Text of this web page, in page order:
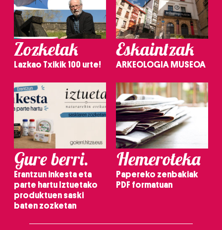
Zozketak
Lazkao Txikik 100 urte!
Eskaintzak
ARKEOLOGIA MUSEOA
Gure berri.
Erantzun inkesta eta
parte hartu Iztuetako
produktuen saski
baten zozketan
Hemeroteka
Papereko zenbakiak
PDF formatuan